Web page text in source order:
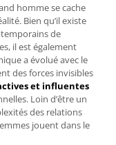
homme se cache
Bien qu’il existe
de
il est également
a évolué avec le
des forces invisibles
et influentes
Loin d’être un
des relations
jouent dans le